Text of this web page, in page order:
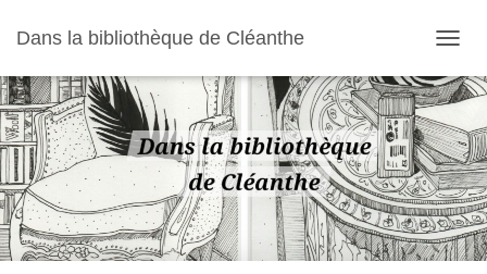
Dans la bibliothèque de Cléanthe
U
V
I
R
/
F
E
R
M